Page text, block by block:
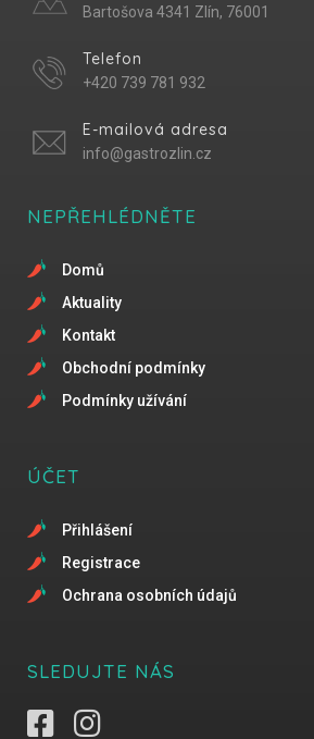
Bartošova 4341 Zlín, 76001
Telefon
+420 739 781 932
E-mailová adresa
info@gastrozlin.cz
NEPŘEHLÉDNĚTE
Domů
Aktuality
Kontakt
Obchodní podmínky
Podmínky užívání
ÚČET
Přihlášení
Registrace
Ochrana osobních údajů
SLEDUJTE NÁS